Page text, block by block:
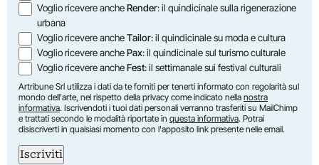
Voglio ricevere ancheRender: il quindicinale sulla rigenerazione
urbana
Voglio ricevere ancheTailor: il quindicinale su moda e cultura
Voglio ricevere anchePax: il quindicinale sul turismo culturale
Voglio ricevere ancheFest: il settimanale sui festival culturali
Artribune Srl utilizza i dati da te forniti per tenerti informato con regolarità sul
mondo dell'arte, nel rispetto della privacy come indicato nella nostra
informativa. Iscrivendoti i tuoi dati personali verranno trasferiti su MailChimp
e trattati secondo le modalità riportate in questa informativa. Potrai
disiscriverti in qualsiasi momento con l'apposito link presente nelle email.
Iscriviti